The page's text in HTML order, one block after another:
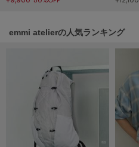
レスポートサック
LILY BROWN Lingerie
リリーブラウンランジェリー
LITTLE UNION TOKYO
リトルユニオン トウキョウ
emmi atelierの人気ランキング